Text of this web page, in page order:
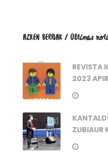
AZKEN BERRIAK / Últimas
REVISTA
2023
ZUBIAUR